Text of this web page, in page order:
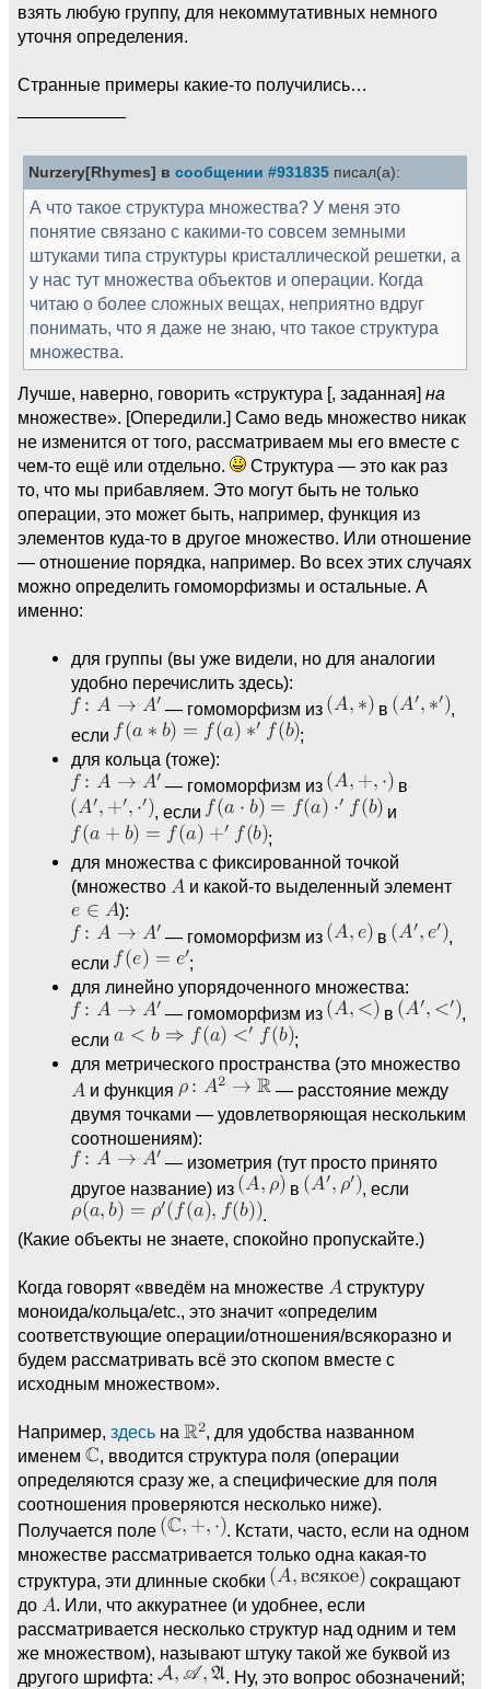
взять любую группу, для некоммутативных немного
уточня определения.
Странные примеры какие-то получились…
Nurzery[Rhymes] в сообщении #931835 писал(а):
А что такое структура множества? У меня это
понятие связано с какими-то совсем земными
штуками типа структуры кристаллической решетки, а
у нас тут множества объектов и операции. Когда
читаю о более сложных вещах, неприятно вдруг
понимать, что я даже не знаю, что такое структура
множества.
Лучше, наверно, говорить «структура [, заданная] на
множестве». [Опередили.] Само ведь множество никак
не изменится от того, рассматриваем мы его вместе с
чем-то ещё или отдельно.
Структура — это как раз
то, что мы прибавляем. Это могут быть не только
операции, это может быть, например, функция из
элементов куда-то в другое множество. Или отношение
— отношение порядка, например. Во всех этих случаях
можно определить гомоморфизмы и остальные. А
именно:
для группы (вы уже видели, но для аналогии
удобно перечислить здесь):
— гомоморфизм из
в
,
если
;
для кольца (тоже):
— гомоморфизм из
в
, если
и
;
для множества с фиксированной точкой
(множество
и какой-то выделенный элемент
):
— гомоморфизм из
в
,
если
;
для линейно упорядоченного множества:
— гомоморфизм из
в
,
если
;
для метрического пространства (это множество
и функция
— расстояние между
двумя точками — удовлетворяющая нескольким
соотношениям):
— изометрия (тут просто принято
другое название) из
в
, если
.
(Какие объекты не знаете, спокойно пропускайте.)
Когда говорят «введём на множестве
структуру
моноида/кольца/etc., это значит «определим
соответствующие операции/отношения/всякоразно и
будем рассматривать всё это скопом вместе с
исходным множеством».
Например, здесь на
, для удобства названном
именем
, вводится структура поля (операции
определяются сразу же, а специфические для поля
соотношения проверяются несколько ниже).
Получается поле
. Кстати, часто, если на одном
множестве рассматривается только одна какая-то
структура, эти длинные скобки
сокращают
до
. Или, что аккуратнее (и удобнее, если
рассматривается несколько структур над одним и тем
же множеством), называют штуку такой же буквой из
другого шрифта:
. Ну, это вопрос обозначений;